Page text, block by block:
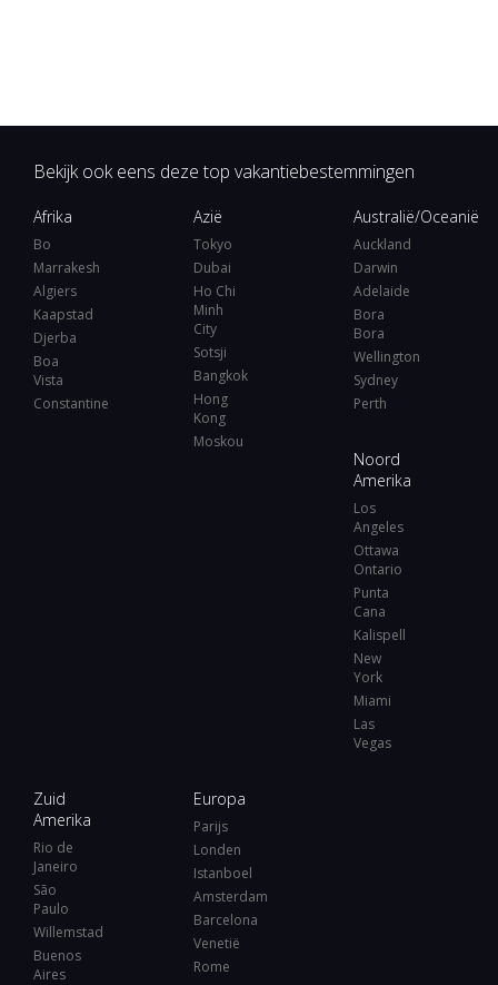
Bekijk ook eens deze top vakantiebestemmingen
Afrika
Bo
Marrakesh
Algiers
Kaapstad
Djerba
Boa
Vista
Constantine
Azië
Tokyo
Dubai
Ho Chi
Minh
City
Sotsji
Bangkok
Hong
Kong
Moskou
Australië/Oceanië
Auckland
Darwin
Adelaide
Bora
Bora
Wellington
Sydney
Perth
Noord
Amerika
Los
Angeles
Ottawa
Ontario
Punta
Cana
Kalispell
New
York
Miami
Las
Vegas
Zuid
Amerika
Rio de
Janeiro
São
Paulo
Willemstad
Buenos
Aires
Europa
Parijs
Londen
Istanboel
Amsterdam
Barcelona
Venetië
Rome